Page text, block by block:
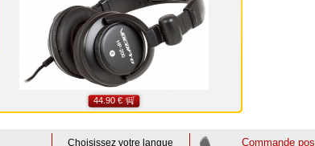
44.90 €
Choisissez votre langue Commande